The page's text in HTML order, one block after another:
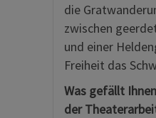
die
zwischen
und einer
Freiheit das
Was gefällt
der